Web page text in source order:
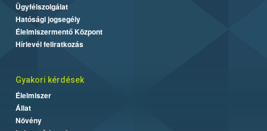
Ügyfélszolgálat
Hatósági jogsegély
Élelmiszermentő Központ
Hírlevél feliratkozás
Gyakori kérdések
Élelmiszer
Állat
Növény